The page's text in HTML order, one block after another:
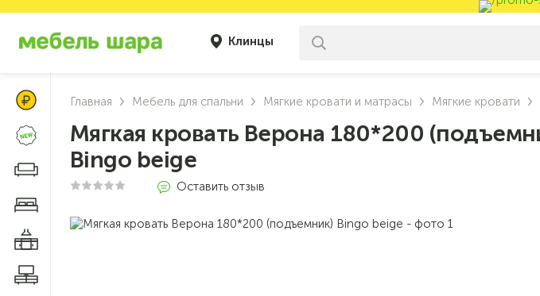
Клинцы
Цены Клуба Своих
Новинки
Диваны и кресла
Главная Мебель для спальни Мягкие кровати и матрасы Мягкие кровати
Мягкая кровать Верона 180*200
Bingo beige
Оставить отзыв